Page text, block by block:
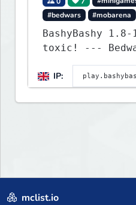
#bedwars
#mobarena
BashyBashy
toxic! ---
Fight ◆ Assault
IP:
mclist.io